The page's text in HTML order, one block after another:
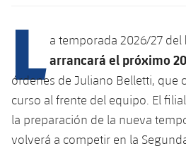
plusicon
más
Instalaciones
L a temporada 2026/27 del
arrancará el próximo
órdenes de Juliano Belletti, que
curso al frente del equipo. El
la preparación de la nueva
volverá a competir en la